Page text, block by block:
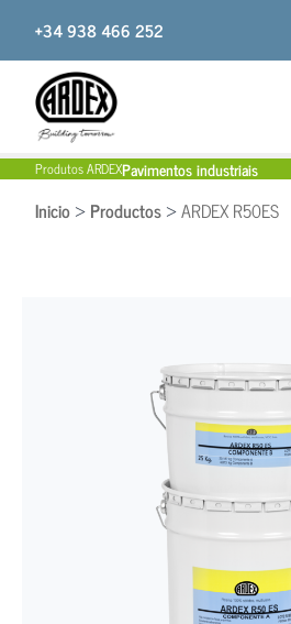
+34 938 466 252
Inicio > Productos > ARDEX R50ES
Produtos ARDEXPavimentos industriais